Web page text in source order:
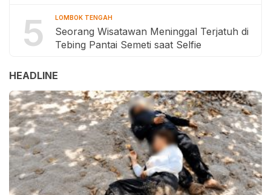
5 LOMBOK TENGAH
Seorang Wisatawan Meninggal Terjatuh di
Tebing Pantai Semeti saat Selfie
HEADLINE